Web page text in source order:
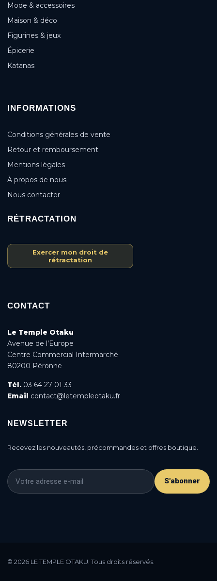
Module manager / AN Cookie Popup.
Mode & accessoires
Maison & déco
Figurines & jeux
Épicerie
Katanas
INFORMATIONS
Conditions générales de vente
Retour et remboursement
Mentions légales
À propos de nous
Nous contacter
RÉTRACTATION
Exercer mon droit de
rétractation
CONTACT
Le Temple Otaku
Avenue de l’Europe
Centre Commercial Intermarché
80200 Péronne
Tél. 03 64 27 01 33
Email contact@letempleotaku.fr
NEWSLETTER
Recevez les nouveautés, précommandes et offres boutique.
S'abonner
© 2026 LE TEMPLE OTAKU. Tous droits réservés.